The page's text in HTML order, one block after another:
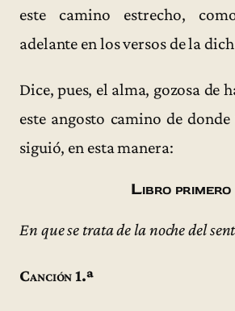
este camino estrecho,
adelante en los versos de la
Dice, pues, el alma, gozosa de
este angosto camino de
siguió, en esta manera:
Libro primero
En que se trata de la noche del
Canción 1.ª